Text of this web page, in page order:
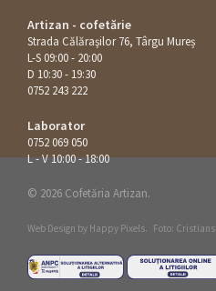
Artizan - cofetărie
Strada Călăraşilor 76, Târgu Mureș
L-S 09:00 - 20:00
D 10:30 - 19:30
0752 243 222
Laborator
0752 069 050
L - V 10:00 - 18:00
© 2026 Cofetăria Artizan.
Web Design by Happy Pixels. Foto: Cristians